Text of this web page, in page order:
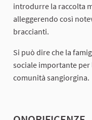
introdurre la raccolta
alleggerendo così
braccianti.
Si può dire che la
sociale importante per
comunità sangiorgina.